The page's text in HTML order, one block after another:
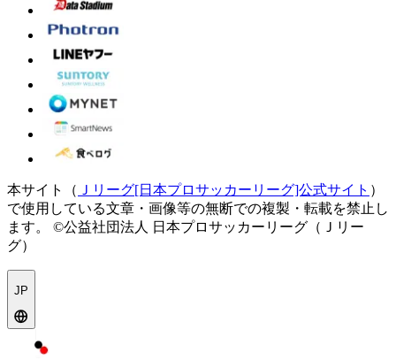
本サイト（ Ｊリーグ[日本プロサッカーリーグ]公式サイト ）
で使用している文章・画像等の無断での複製・転載を禁止し
ます。
©公益社団法人 日本プロサッカーリーグ（Ｊリー
グ）
JP